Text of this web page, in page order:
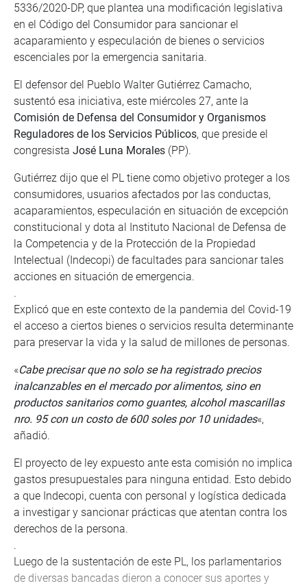
5336/2020-DP, que plantea una modificación legislativa
en el Código del Consumidor para sancionar el
acaparamiento y especulación de bienes o servicios
escenciales por la emergencia sanitaria.
El defensor del Pueblo Walter Gutiérrez Camacho,
sustentó esa iniciativa, este miércoles 27, ante la
Comisión de Defensa del Consumidor y Organismos
Reguladores de los Servicios Públicos, que preside el
congresista José Luna Morales (PP).
Gutiérrez dijo que el PL tiene como objetivo proteger a los
consumidores, usuarios afectados por las conductas,
acaparamientos, especulación en situación de excepción
constitucional y dota al Instituto Nacional de Defensa de
la Competencia y de la Protección de la Propiedad
Intelectual (Indecopi) de facultades para sancionar tales
acciones en situación de emergencia.
.
Explicó que en este contexto de la pandemia del Covid-19
el acceso a ciertos bienes o servicios resulta determinante
para preservar la vida y la salud de millones de personas.
«Cabe precisar que no solo se ha registrado precios
inalcanzables en el mercado por alimentos, sino en
productos sanitarios como guantes, alcohol mascarillas
nro. 95 con un costo de 600 soles por 10 unidades«,
añadió.
El proyecto de ley expuesto ante esta comisión no implica
gastos presupuestales para ninguna entidad. Esto debido
a que Indecopi, cuenta con personal y logística dedicada
a investigar y sancionar prácticas que atentan contra los
derechos de la persona.
.
Luego de la sustentación de este PL, los parlamentarios
de diversas bancadas dieron a conocer sus aportes y